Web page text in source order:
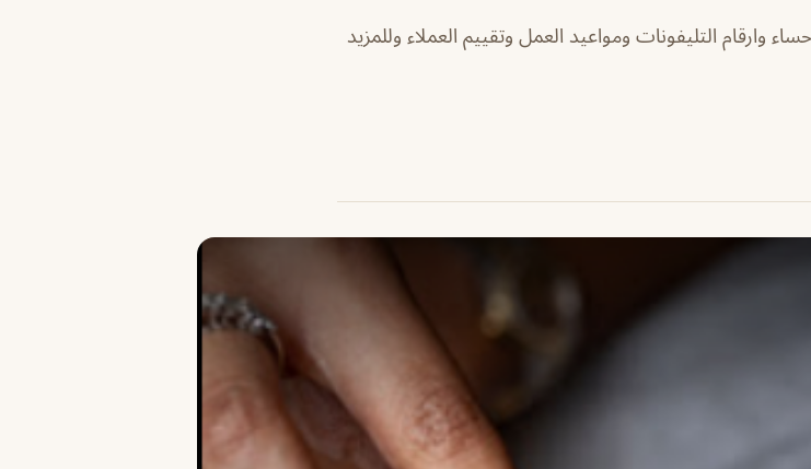
وارقام التليفونات ومواعيد العمل وتقييم العملاء وللمزيد